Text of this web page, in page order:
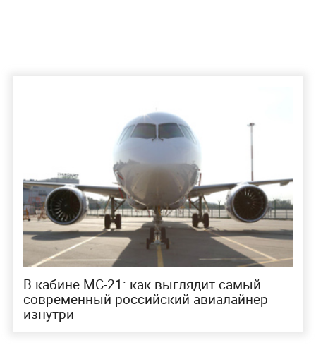
В кабине МС-21: как выглядит самый
современный российский авиалайнер
изнутри